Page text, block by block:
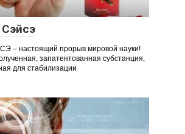
– настоящий прорыв мировой науки!
запатентованная субстанция,
для стабилизации